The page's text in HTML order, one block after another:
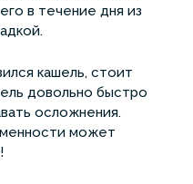
в течение дня из
кашель, стоит
довольно быстро
осложнения.
может